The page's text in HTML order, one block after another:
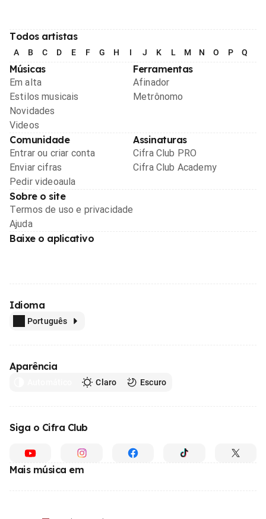
Todos artistas
A B C D E F G H I J K L M N O P Q
Músicas
Em alta
Estilos musicais
Novidades
Videos
Ferramentas
Afinador
Metrônomo
Comunidade
Entrar ou criar conta
Enviar cifras
Pedir videoaula
Assinaturas
Cifra Club PRO
Cifra Club Academy
Sobre o site
Termos de uso e privacidade
Ajuda
Baixe o aplicativo
Idioma
Português
Aparência
Claro Escuro
Siga o Cifra Club
Mais música em